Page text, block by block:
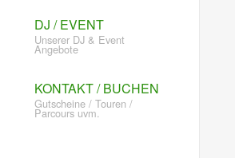
DJ / EVENT
Unserer DJ & Event
Angebote
KONTAKT / BUCHEN
Gutscheine / Touren /
Parcours uvm.